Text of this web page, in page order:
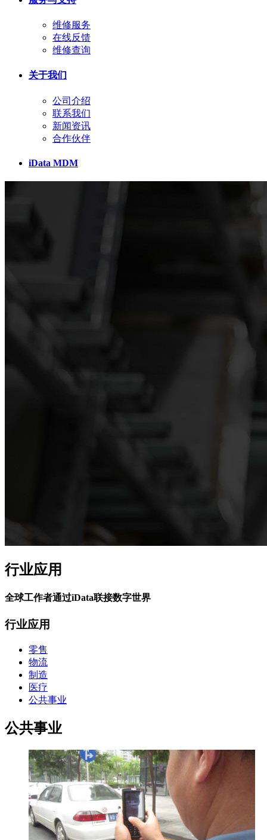
维修服务
在线反馈
维修查询
关于我们
公司介绍
联系我们
新闻资讯
合作伙伴
iData MDM
行业应用
全球工作者通过iData联接数字世界
行业应用
零售
物流
制造
医疗
公共事业
公共事业